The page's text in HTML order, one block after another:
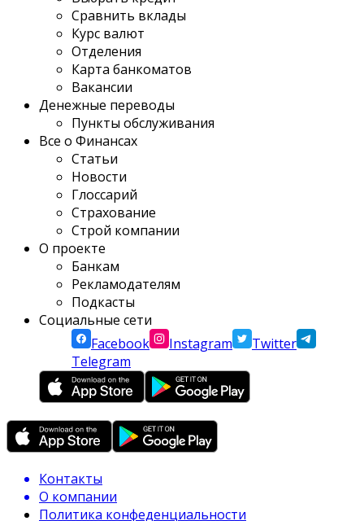
Сравнить вклады
Курс валют
Отделения
Карта банкоматов
Вакансии
Денежные переводы
Пункты обслуживания
Все о Финансах
Статьи
Новости
Глоссарий
Страхование
Строй компании
О проекте
Банкам
Рекламодателям
Подкасты
Социальные сети
Facebook
Instagram
Twitter
Telegram
Контакты
О компании
Политика конфеденциальности